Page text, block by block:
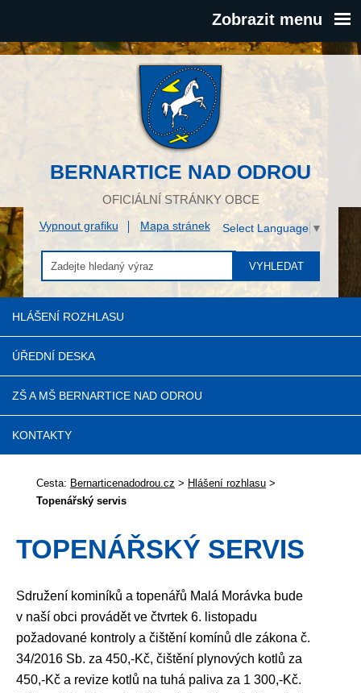
Zobrazit menu
BERNARTICE NAD ODROU
OFICIÁLNÍ STRÁNKY OBCE
Vypnout grafiku Mapa stránek Select Language ▼
VYHLEDAT
HLÁŠENÍ ROZHLASU
ÚŘEDNÍ DESKA
ZŠ A MŠ BERNARTICE NAD ODROU
KONTAKTY
Cesta: Bernarticenadodrou.cz > Hlášení rozhlasu >
Topenářský servis
TOPENÁŘSKÝ SERVIS
Sdružení kominíků a topenářů Malá Morávka bude
v naší obci provádět ve čtvrtek 6. listopadu
požadované kontroly a čištění komínů dle zákona č.
34/2016 Sb. za 450,-Kč, čištění plynových kotlů za
450,-Kč a revize kotlů na tuhá paliva za 1 300,-Kč.